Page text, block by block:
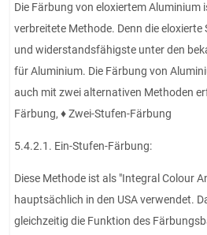
Die Färbung von eloxiertem Aluminium
verbreitete Methode. Denn die
und widerstandsfähigste unter den
für Aluminium. Die Färbung von
auch mit zwei alternativen Methoden
Färbung, ♦ Zwei-Stufen-Färbung
5.4.2.1. Ein-Stufen-Färbung:
Diese Methode ist als "Integral Colour
hauptsächlich in den USA verwendet.
gleichzeitig die Funktion des